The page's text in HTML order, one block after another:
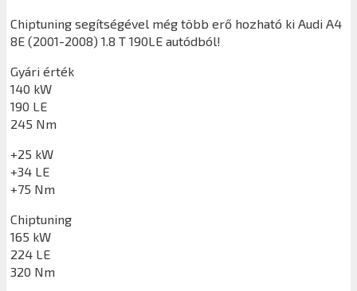
Chiptuning segítségével még több erő hozható ki Audi A4
8E (2001-2008) 1.8 T 190LE autódból!
Gyári érték
140 kW
190 LE
245 Nm
+25 kW
+34 LE
+75 Nm
Chiptuning
165 kW
224 LE
320 Nm